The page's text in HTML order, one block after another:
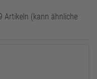
Artikeln (kann ähnliche